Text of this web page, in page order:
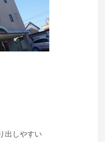
出しやすい